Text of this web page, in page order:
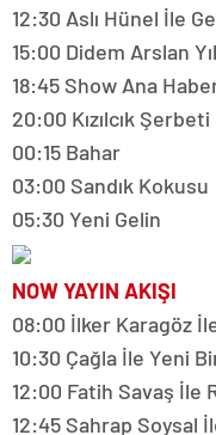
12:30 Aslı Hünel İle
15:00 Didem Arslan
18:45 Show Ana
20:00 Kızılcık Şerbeti
00:15 Bahar
03:00 Sandık Kokusu
05:30 Yeni Gelin
NOW YAYIN AKIŞI
08:00 İlker Karagöz
10:30 Çağla İle Yeni
12:00 Fatih Savaş İle
12:45 Sahrap Soysal